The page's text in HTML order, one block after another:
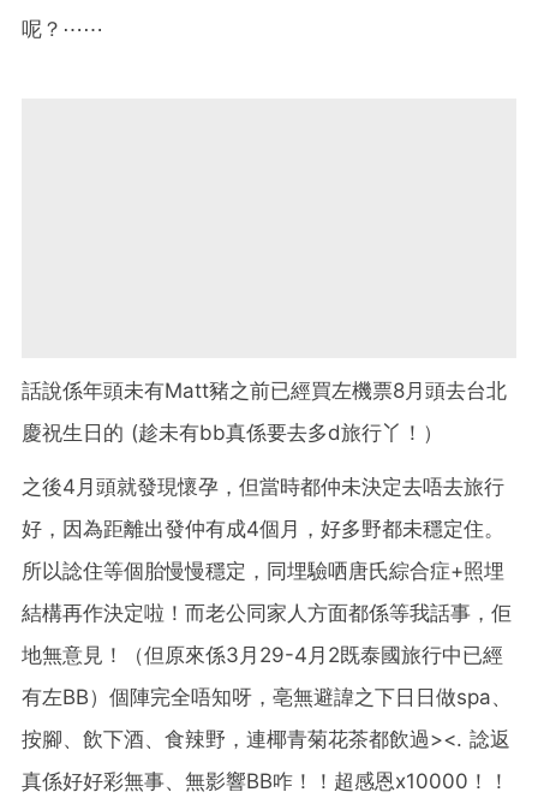
呢？⋯⋯
話說係年頭未有Matt豬之前已經買左機票8月頭去台北
慶祝生日的 (趁未有bb真係要去多d旅行丫！）
之後4月頭就發現懷孕，但當時都仲未決定去唔去旅行
好，因為距離出發仲有成4個月，好多野都未穩定住。
所以諗住等個胎慢慢穩定，同埋驗哂唐氏綜合症+照埋
結構再作決定啦！而老公同家人方面都係等我話事，佢
地無意見！（但原來係3月29-4月2既泰國旅行中已經
有左BB）個陣完全唔知呀，亳無避諱之下日日做spa、
按腳、飲下酒、食辣野，連椰青菊花茶都飲過><. 諗返
真係好好彩無事、無影響BB咋！！超感恩x10000！！